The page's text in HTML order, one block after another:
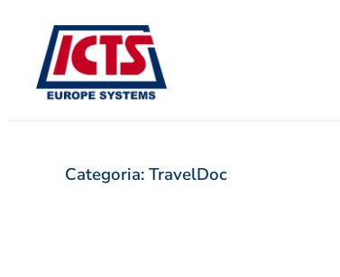
conteúdo
Categoria:TravelDoc